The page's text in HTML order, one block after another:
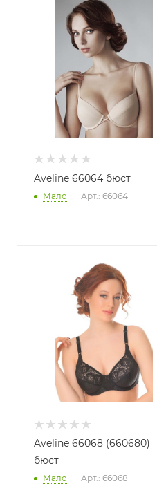
Aveline 66064 бюст
Мало Арт.: 66064
Aveline 66068 (660680)
бюст
Мало Арт.: 66068